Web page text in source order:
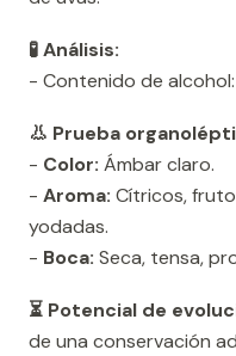
🧪 Análisis:
- Contenido de
👃 Prueba
- Color: Ámbar claro.
- Aroma: Cítricos,
yodadas.
- Boca: Seca, tensa,
⏳ Potencial de
de una conservación